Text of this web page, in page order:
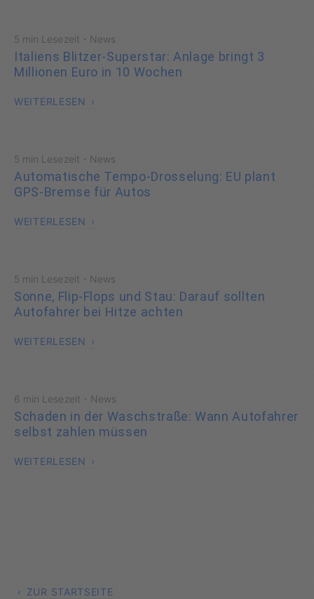
5 min Lesezeit · News
Italiens Blitzer-Superstar: Anlage bringt 3
Millionen Euro in 10 Wochen
WEITERLESEN
5 min Lesezeit · News
Automatische Tempo-Drosselung: EU plant
GPS-Bremse für Autos
WEITERLESEN
5 min Lesezeit · News
Sonne, Flip-Flops und Stau: Darauf sollten
Autofahrer bei Hitze achten
WEITERLESEN
6 min Lesezeit · News
Schaden in der Waschstraße: Wann Autofahrer
selbst zahlen müssen
WEITERLESEN
ZUR STARTSEITE